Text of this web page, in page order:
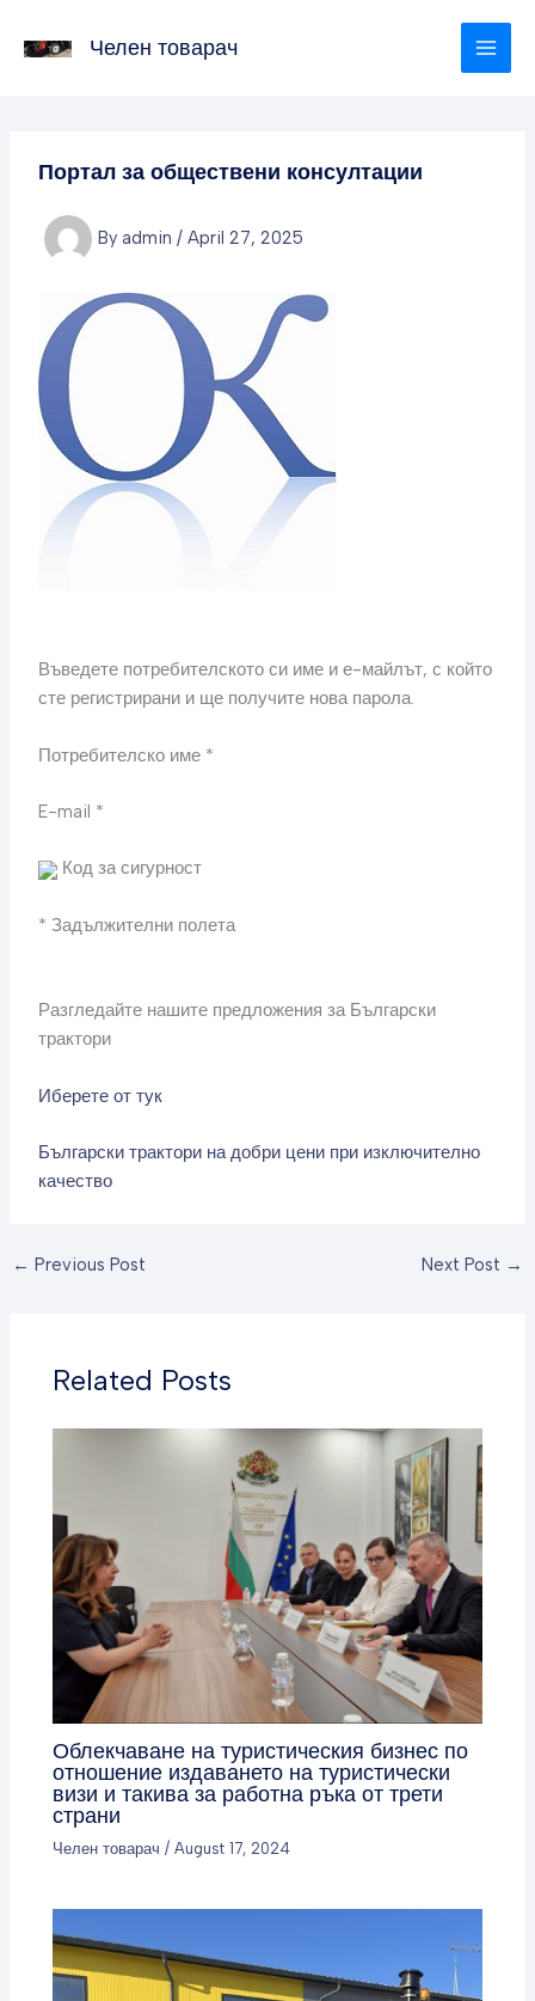
Челен товарач
Портал за обществени консултации
By admin / April 27, 2025
Въведете потребителското си име и е-майлът, с който
сте регистрирани и ще получите нова парола.
Потребителско име *
E-mail *
Код за сигурност
* Задължителни полета
Разгледайте нашите предложения за Български
трактори
Иберете от тук
Български трактори на добри цени при изключително
качество
← Previous Post Next Post →
Related Posts
Облекчаване на туристическия бизнес по
отношение издаването на туристически
визи и такива за работна ръка от трети
страни
Челен товарач /August 17, 2024